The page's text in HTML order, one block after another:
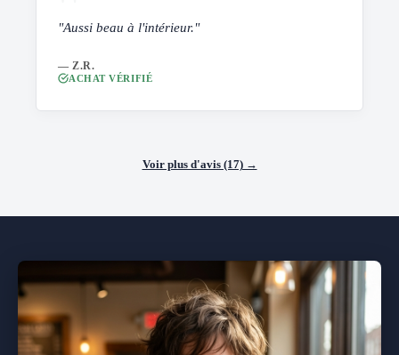
"Aussi beau à l'intérieur."
— Z.R.
ACHAT VÉRIFIÉ
Voir plus d'avis (17) →